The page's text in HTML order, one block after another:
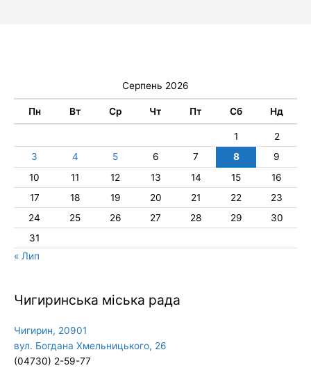
Серпень 2026
Пн Вт Ср Чт Пт Сб Нд
1
2
3
4 5 6 7 8
9
10
11 12 13 14 15
16
17
18 19 20 21 22
23
24
25 26 27 28 29
30
31
« Лип
Чигиринська міська рада
Чигирин, 20901
вул. Богдана Хмельницького, 26
(04730) 2-59-77